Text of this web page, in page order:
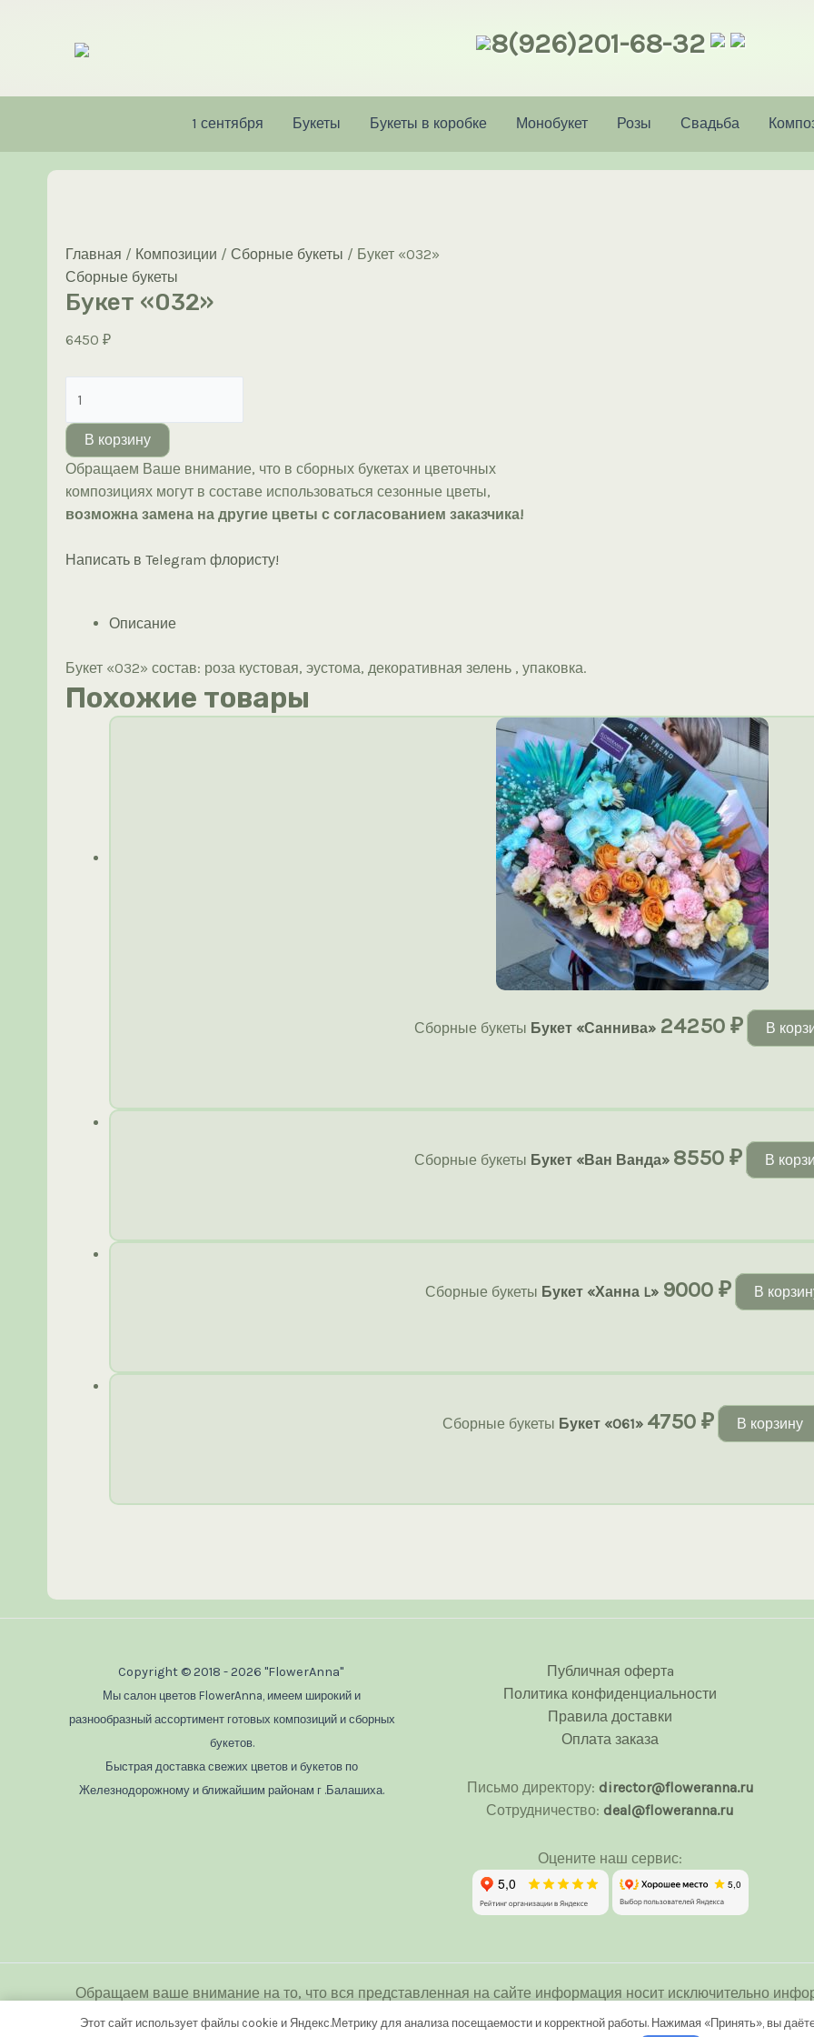
содержимому
8(926)201-68-32
1 сентября Букеты Букеты в коробке Монобукет Розы Свадьба
Главная / Композиции / Сборные букеты / Букет «032»
Сборные букеты
Букет «032»
6450 ₽
товара
Букет
«032»
В корзину
Обращаем Ваше внимание, что в сборных букетах и цветочных
композициях могут в составе использоваться сезонные цветы,
возможна замена на другие цветы с согласованием заказчика!
Написать в Telegram флористу!
Описание
Букет «032» состав: роза кустовая, эустома, декоративная зелень , упаковка.
Похожие товары
Сборные букеты Букет «Саннива» 24250 ₽ В
Сборные букеты Букет «Ван Ванда» 8550 ₽ В
Сборные букеты Букет «Ханна L» 9000 ₽ В
Сборные букеты Букет «061» 4750 ₽ В корзину
Copyright © 2018 - 2026 "FlowerAnna"
Мы салон цветов FlowerAnna, имеем широкий и
разнообразный ассортимент готовых композиций и сборных
букетов.
Быстрая доставка свежих цветов и букетов по
Железнодорожному и ближайшим районам г .Балашиха.
Публичная офертa
Политика конфиденциальности
Правила доставки
Оплата заказа
Письмо директору: director@floweranna.ru
Сотрудничество:deal@floweranna.ru
Оцените наш сервис:
Обращаем ваше внимание на то, что вся представленная на сайте информация носит исключительно
является публичной офертой определяемой положениями Статьи 437(2) Гражданского
Этот сайт использует файлы cookie и Яндекс.Метрику для анализа посещаемости и корректной работы. Нажимая «Принять», вы